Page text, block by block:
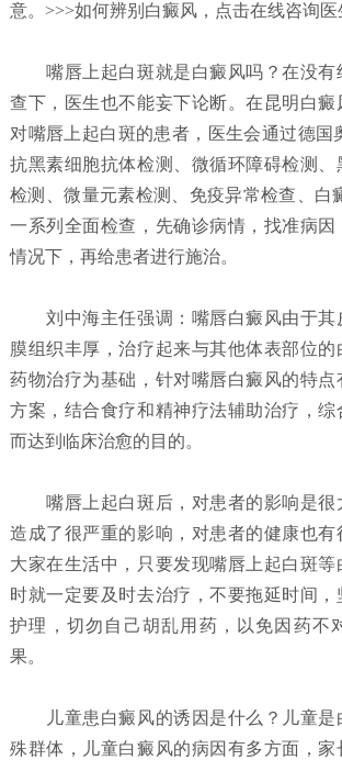
意。>>>如何辨别白癜风，点击在线咨询医
嘴唇上起白斑就是白癜风吗？在没有
查下，医生也不能妄下论断。在昆明白
对嘴唇上起白斑的患者，医生会通过德国
抗黑素细胞抗体检测、微循环障碍检测
检测、微量元素检测、免疫异常检查、白
一系列全面检查，先确诊病情，找准病因
情况下，再给患者进行施治。
刘中海主任强调：嘴唇白癜风由于其
膜组织丰厚，治疗起来与其他体表部位的
药物治疗为基础，针对嘴唇白癜风的特点
方案，结合食疗和精神疗法辅助治疗，综
而达到临床治愈的目的。
嘴唇上起白斑后，对患者的影响是很
造成了很严重的影响，对患者的健康也有
大家在生活中，只要发现嘴唇上起白斑等
时就一定要及时去治疗，不要拖延时间
护理，切勿自己胡乱用药，以免因药不
果。
儿童患白癜风的诱因是什么？ 儿童
殊群体，儿童白癜风的病因有多方面，